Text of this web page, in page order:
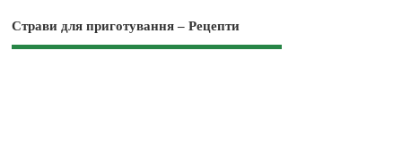
Страви для приготування – Рецепти